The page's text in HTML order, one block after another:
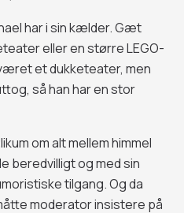
har i sin kælder. Gæt
eller en større LEGO-
et dukketeater, men
så han har en stor
om alt mellem himmel
beredvilligt og med sin
tilgang. Og da
moderator insistere på